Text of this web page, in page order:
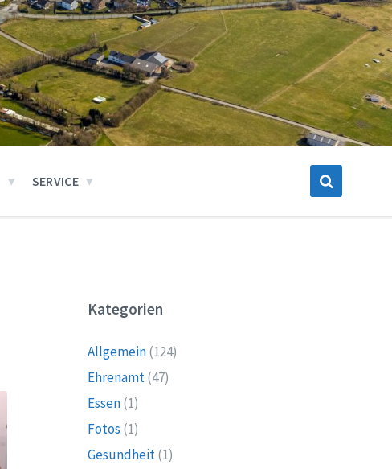
SERVICE
Kategorien
Allgemein(124)
Ehrenamt(47)
Essen(1)
Fotos (1)
Gesundheit(1)